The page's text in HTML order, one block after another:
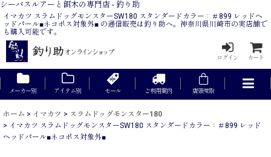
シーバスルアーと餌木の専門店 - 釣り助
イマカツ スラムドッグモンスターSW180 スタンダードカラー：＃899 レッドヘ
ッドパール■ネコポス対象外■ の通信販売は釣り助へ。神奈川県川崎市の実店舗で
も購入可能です。
ログイン カート
メーカー別 アイテム別 セール ご利用案内 店頭受取
ホーム > イマカツ > スラムドッグモンスター180
> イマカツ スラムドッグモンスターSW180 スタンダードカラー：＃899 レッド
ヘッドパール■ネコポス対象外■